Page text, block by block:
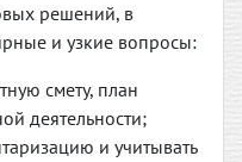
решений, в
и узкие вопросы:
смету, план
деятельности;
и учитывать